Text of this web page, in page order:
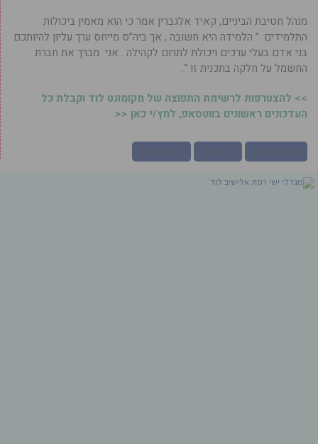
מנהל חטיבת הביניים, קאיד אלגברין אמר כי הוא מאמין ביכולות
התלמידים: ” הלמידה היא חשובה , אך ביה”ס מייחס ערך עליון להיותכם
בני אדם בעלי ערכים ויכולת לתרום לקהילה . אני מברך את חברת
החשמל על חלקה בתכנית זו “.
>> להצטרפות לרשימת התפוצה של מקומונט לוד וקבלת כל
העדכונים ראשונים בווטסאפ, לחץ/י כאן <<